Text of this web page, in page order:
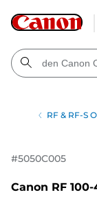
RF & RF-S
#5050C005
Canon RF